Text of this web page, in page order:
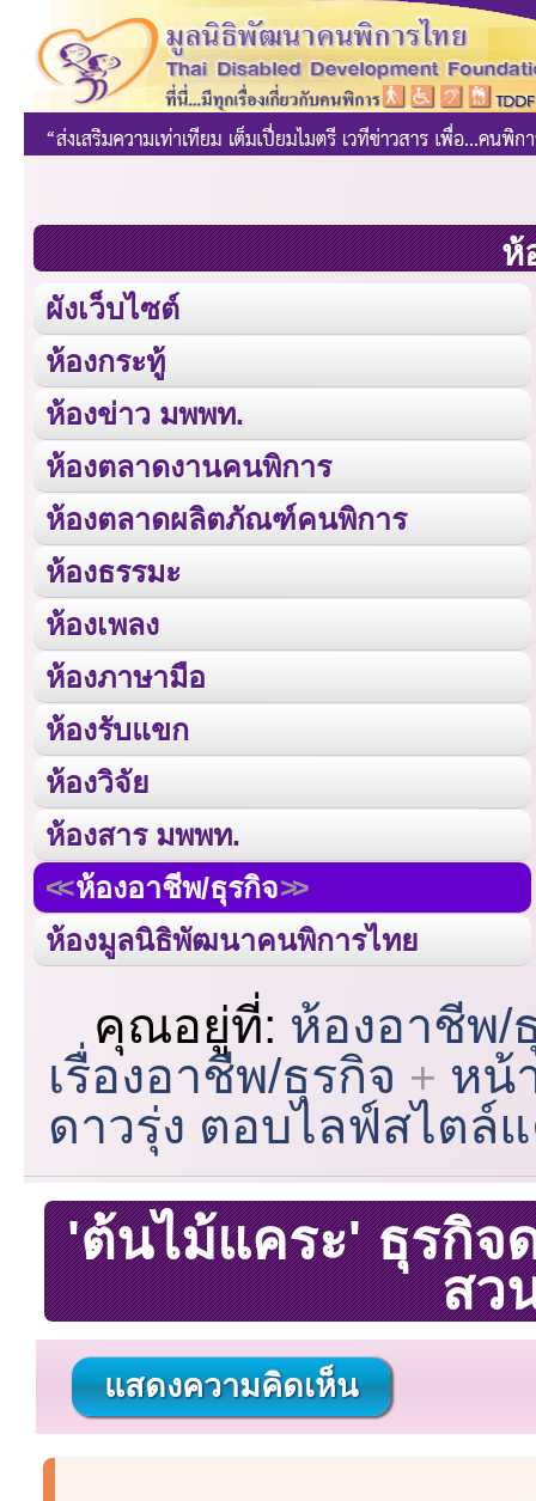
ห้
ผังเว็บไซต์
ห้องกระทู้
ห้องข่าว มพพท.
ห้องตลาดงานคนพิการ
ห้องตลาดผลิตภัณฑ์คนพิการ
ห้องธรรมะ
ห้องเพลง
ห้องภาษามือ
ห้องรับแขก
ห้องวิจัย
ห้องสาร มพพท.
ห้องอาชีพ/ธุรกิจ
ห้องมูลนิธิพัฒนาคนพิการไทย
คุณอยู่ที่: ห้องอาชีพ/
เรื่องอาชีพ/ธุรกิจ
หน้
ดาวรุ่ง ตอบไลฟ์สไตล์
'ต้นไม้แคระ' ธุรกิจ
สว
แสดงความคิดเห็น